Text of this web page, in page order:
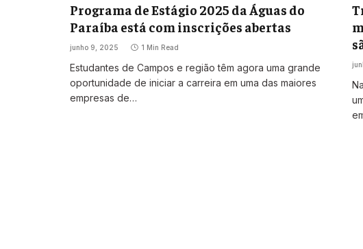
Programa de Estágio 2025 da Águas do
Paraíba está com inscrições abertas
junho 9, 2025 1 Min Read
Estudantes de Campos e região têm agora uma grande
oportunidade de iniciar a carreira em uma das maiores
empresas de…